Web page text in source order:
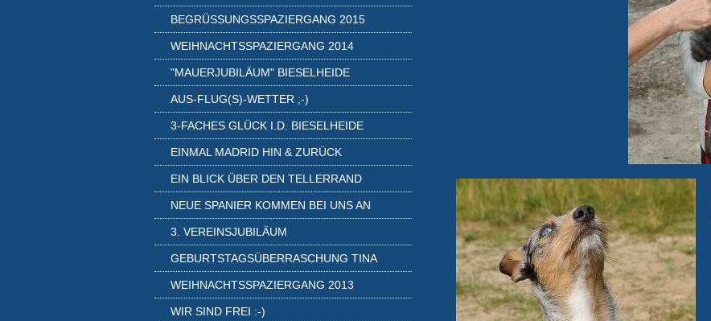
BEGRÜSSUNGSSPAZIERGANG 2015
WEIHNACHTSSPAZIERGANG 2014
"MAUERJUBILÄUM" BIESELHEIDE
AUS-FLUG(S)-WETTER ;-)
3-FACHES GLÜCK I.D. BIESELHEIDE
EINMAL MADRID HIN & ZURÜCK
EIN BLICK ÜBER DEN TELLERRAND
NEUE SPANIER KOMMEN BEI UNS AN
3. VEREINSJUBILÄUM
GEBURTSTAGSÜBERRASCHUNG TINA
WEIHNACHTSSPAZIERGANG 2013
WIR SIND FREI :-)